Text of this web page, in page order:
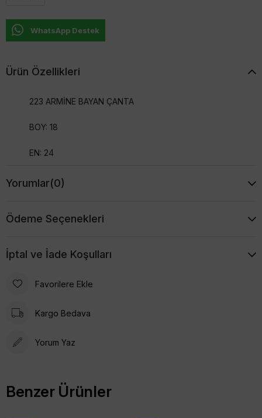
WhatsApp Destek
Ürün Özellikleri
223 ARMİNE BAYAN ÇANTA
BOY: 18
EN: 24
Yorumlar(0)
Ödeme Seçenekleri
İptal ve İade Koşulları
Favorilere Ekle
Kargo Bedava
Yorum Yaz
Benzer Ürünler